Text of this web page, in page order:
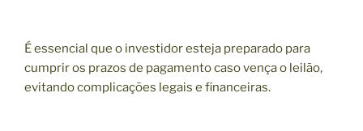
É essencial que o investidor esteja preparado para
cumprir os prazos de pagamento caso vença o leilão,
evitando complicações legais e financeiras.